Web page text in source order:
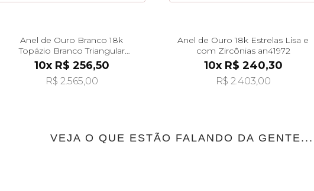
Anel de Ouro Branco 18k
Topázio Branco Triangular
an42018
10x R$ 256,50
R$ 2.565,00
Anel de Ouro 18k Estrelas Lisa e
com Zircônias an41972
10x R$ 240,30
R$ 2.403,00
VEJA O QUE ESTÃO FALANDO DA GENTE...